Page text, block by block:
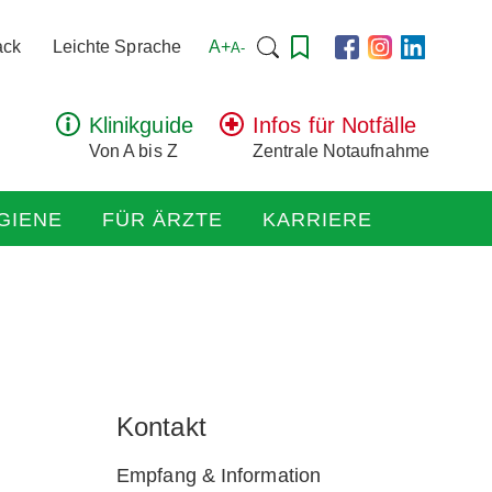
Leichte Sprache A+A- Suchen
Klinikguide
Von A bis Z
Infos für Notfälle
Zentrale Notaufnahme
FÜR ÄRZTE KARRIERE
Kontakt
Empfang & Information